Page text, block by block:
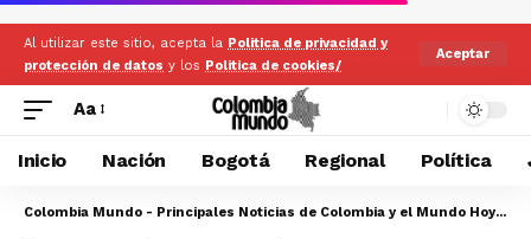
Al utilizar este sitio, acepta la Politica de privacidad y
protección de datos y los Politica de cookies/
Aceptar
Aa
Inicio Nación Bogotá Regional Política
Colombia Mundo - Principales Noticias de Colombia y el Mundo Hoy
>